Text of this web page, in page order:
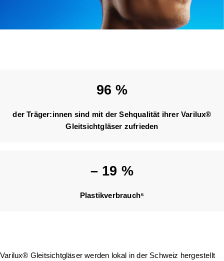
96 %
der Träger:innen sind mit der Sehqualität ihrer Varilux®
Gleitsichtgläser zufrieden
– 19 %
Plastikverbrauch⁵
Varilux® Gleitsichtgläser werden lokal in der Schweiz hergestellt